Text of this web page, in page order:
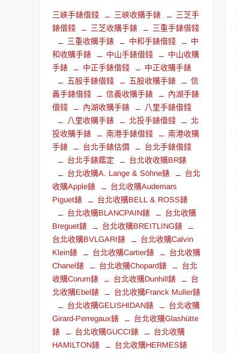
三峽手錶借錢 三峽收購手錶
三芝手
錶借錢
三芝收購手錶
三重手錶借錢
三重收購手錶
中和手錶借錢
中
和收購手錶
中山手錶借錢
中山收購
手錶
中正手錶借錢
中正收購手錶
五股手錶借錢
五股收購手錶
信
義手錶借錢
信義收購手錶
內湖手錶
借錢
內湖收購手錶
八里手錶借錢
八里收購手錶
北投手錶借錢
北
投收購手錶
南港手錶借錢
南港收購
手錶
台北手錶估價
台北手錶借錢
台北手錶鑑定
台北收收購BR錶
台北收購A. Lange & Söhne錶
台北
收購Apple錶
台北收購Audemars
Piguet錶
台北收購BELL & ROSS錶
台北收購BLANCPAIN錶
台北收購
Breguet錶
台北收購BREITLING錶
台北收購BVLGARI錶
台北收購Calvin
Klein錶
台北收購Cartier錶
台北收購
Chanel錶
台北收購Chopard錶
台北
收購Corum錶
台北收購Dunhill錶
台
北收購Ebel錶
台北收購Franck Muller錶
台北收購GELISHIDAN錶
台北收購
Girard-Perregaux錶
台北收購Glashütte
錶
台北收購GUCCI錶
台北收購
HAMILTON錶
台北收購HERMES錶